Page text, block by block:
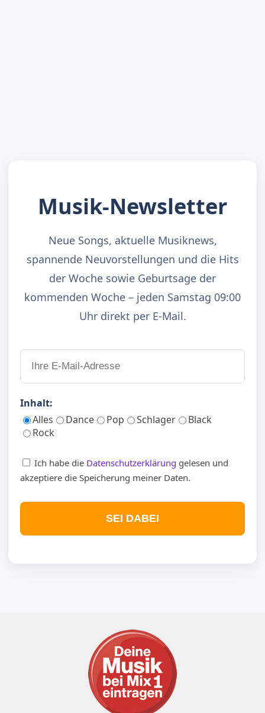
Musik-Newsletter
Neue Songs, aktuelle Musiknews,
spannende Neuvorstellungen und die Hits
der Woche sowie Geburtsage der
kommenden Woche – jeden Samstag 09:00
Uhr direkt per E-Mail.
Inhalt:
Alles
Dance Pop Schlager
Black
Rock
Ich habe die Datenschutzerklärung gelesen und
akzeptiere die Speicherung meiner Daten.
SEI DABEI